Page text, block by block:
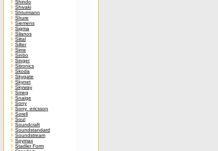
Shindo
Shivaki
Shturmann
Shure
Siemens
Sigma
Silanos
Siltal
Silter
Sims
Sinbo
Singer
Sitronics
Skoda
Skygate
Skynet
Skyway
Smeg
Snaige
Sony
Sony_ericsson
Sorell
Soul
Soundcraft
Soundstandard
Soundstream
Spymax
Stadler Form